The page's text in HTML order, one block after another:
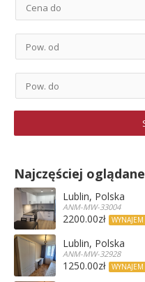
Najczęściej oglądane
Lublin, Polska
ANM-MW-33004
2200.00zł WYNAJEM
Lublin, Polska
ANM-MW-32928
1250.00zł WYNAJEM